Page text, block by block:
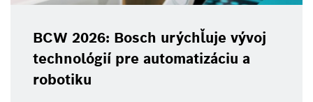
BCW 2026: Bosch urýchľuje vývoj
technológií pre automatizáciu a
robotiku